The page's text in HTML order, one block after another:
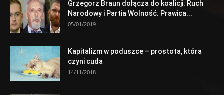
Grzegorz Braun dołącza do koalicji: Ruch
Narodowy i Partia Wolność. Prawica...
05/01/2019
Kapitalizm w poduszce – prostota, która
czyni cuda
14/11/2018